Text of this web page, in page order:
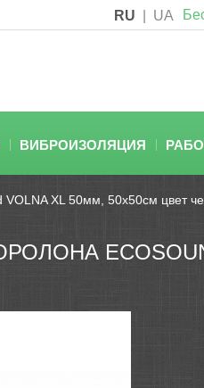
RU UA
ВИБРОИЗОЛЯЦИЯ
VOLNA XL 50мм, 50х50см цвет